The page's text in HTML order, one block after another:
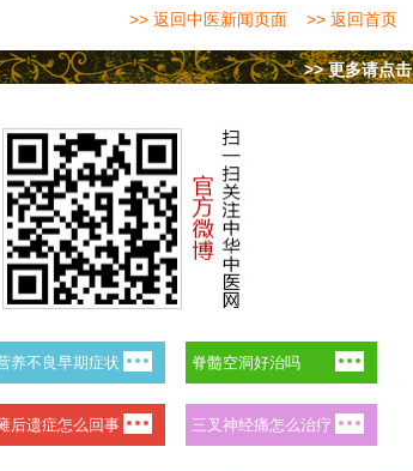
>> 返回中医新闻页面 >> 返回首页
>> 更多请点击